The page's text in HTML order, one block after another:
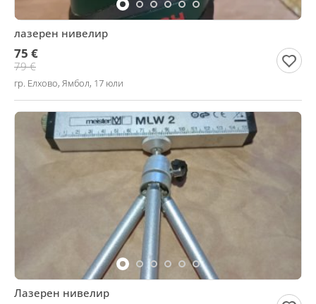
лазерен нивелир
75 €
79 €
гр. Елхово, Ямбол, 17 юли
Лазерен нивелир